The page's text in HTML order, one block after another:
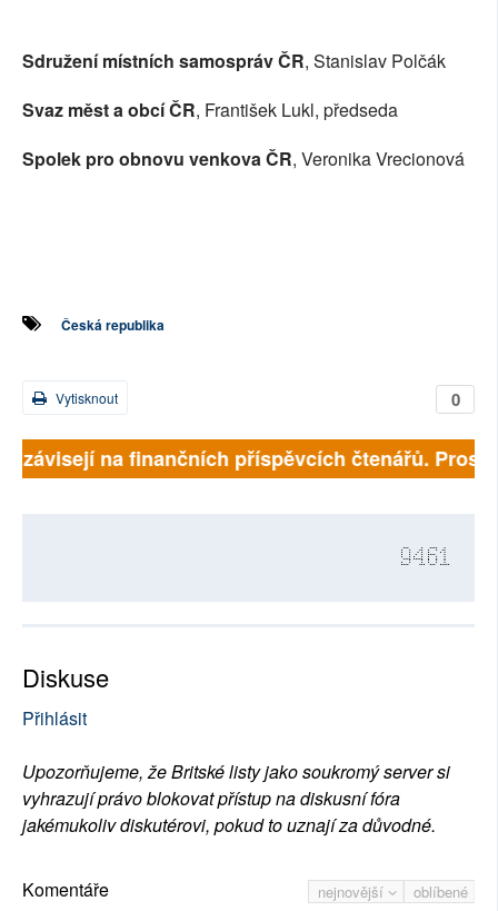
Sdružení místních samospráv ČR, Stanislav Polčák
Svaz měst a obcí ČR, František Lukl, předseda
Spolek pro obnovu venkova ČR, Veronika Vrecionová
Česká republika
0
Vytisknout
závisejí na finančních příspěvcích čtenářů.
9461
Diskuse
Přihlásit
Upozorňujeme, že Britské listy jako soukromý server si
vyhrazují právo blokovat přístup na diskusní fóra
jakémukoliv diskutérovi, pokud to uznají za důvodné.
nejnovější oblíbené
Komentáře